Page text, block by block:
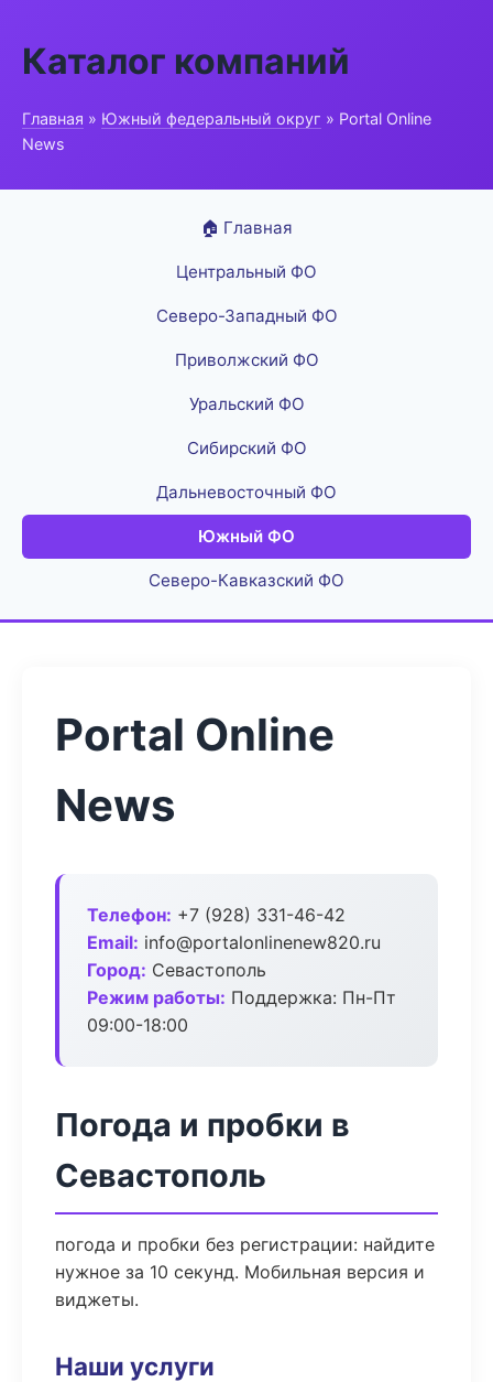
Каталог компаний
Главная » Южный федеральный округ » Portal Online
News
🏠 Главная
Центральный ФО
Северо-Западный ФО
Приволжский ФО
Уральский ФО
Сибирский ФО
Дальневосточный ФО
Южный ФО
Северо-Кавказский ФО
Portal Online
News
Телефон: +7 (928) 331-46-42
Email: info@portalonlinenew820.ru
Город: Севастополь
Режим работы: Поддержка: Пн-Пт
09:00-18:00
Погода и пробки в
Севастополь
погода и пробки без регистрации: найдите
нужное за 10 секунд. Мобильная версия и
виджеты.
Наши услуги